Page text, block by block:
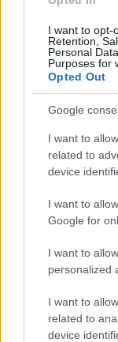
I want to opt-
Retention,
Personal
Purposes for
Opted Out
Google
I want to
related to
device
I want to
Google for
I want to
personalized
I want to
related to
device
HÍRLEVÉL
E-mail cím
Feliratkozom